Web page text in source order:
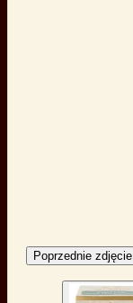
Poprzednie zdjęcie